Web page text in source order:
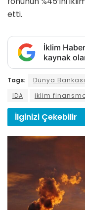
etti.
İklim
kaynak
Tags: Dünya Bankası
IDA
iklim
İlginizi Çekebilir